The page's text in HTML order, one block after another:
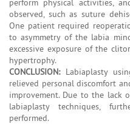
perform physical activities,
observed, such as suture
One patient required
to asymmetry of the labia
excessive exposure of the
hypertrophy.
CONCLUSION:Labiaplasty
relieved personal discomfort
improvement. Due to the lack
labiaplasty techniques,
performed.